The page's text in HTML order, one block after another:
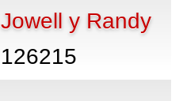
Jowell y Randy
126215